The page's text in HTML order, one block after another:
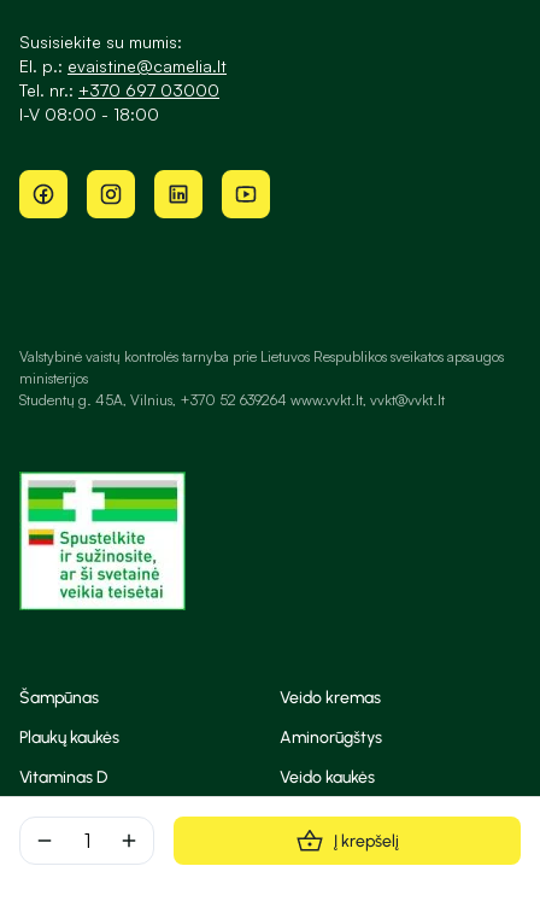
remove add Į krepšelį
Susisiekite su mumis:
El. p.: evaistine@camelia.lt
Tel. nr.: +370 697 03000
I-V 08:00 - 18:00
Valstybinė vaistų kontrolės tarnyba prie Lietuvos Respublikos sveikatos apsaugos
ministerijos
Studentų g. 45A, Vilnius, +370 52 639264 www.vvkt.lt, vvkt@vvkt.lt
Šampūnas
Veido kremas
Plaukų kaukės
Aminorūgštys
Vitaminas D
Veido kaukės
Korėjietiška kosmetika
Eteriniai aliejai
Dezodorantas
BB ir CC kremas